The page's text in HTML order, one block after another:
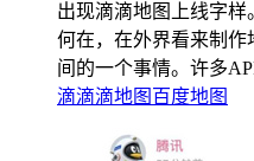
出现滴滴地图上线字
何在，在外界看来制
间的一个事情。许多
滴滴滴地图 百度地图